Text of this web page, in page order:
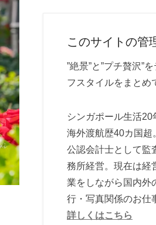
このサイトの管
”絶景”と”プチ贅沢”
フスタイルをまとめ
シンガポール生活20
海外渡航歴40カ国超
公認会計士として監
務所経営。現在は経
業をしながら国内外
行・写真関係のお仕
詳しくはこちら